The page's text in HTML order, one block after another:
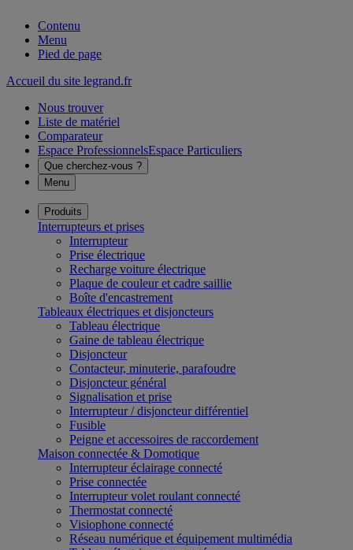
Contenu
Menu
Pied de page
Accueil du site legrand.fr
Nous trouver
Liste de matériel
Comparateur
Espace ProfessionnelsEspace Particuliers
Que cherchez-vous ?
Menu
Produits
Interrupteurs et prises
Interrupteur
Prise électrique
Recharge voiture électrique
Plaque de couleur et cadre saillie
Boîte d'encastrement
Tableaux électriques et disjoncteurs
Tableau électrique
Gaine de tableau électrique
Disjoncteur
Contacteur, minuterie, parafoudre
Disjoncteur général
Signalisation et prise
Interrupteur / disjoncteur différentiel
Fusible
Peigne et accessoires de raccordement
Maison connectée & Domotique
Interrupteur éclairage connecté
Prise connectée
Interrupteur volet roulant connecté
Thermostat connecté
Visiophone connecté
Réseau numérique et équipement multimédia